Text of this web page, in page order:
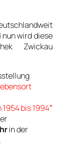
wird diese
Zwickau
bis 1994″
in der